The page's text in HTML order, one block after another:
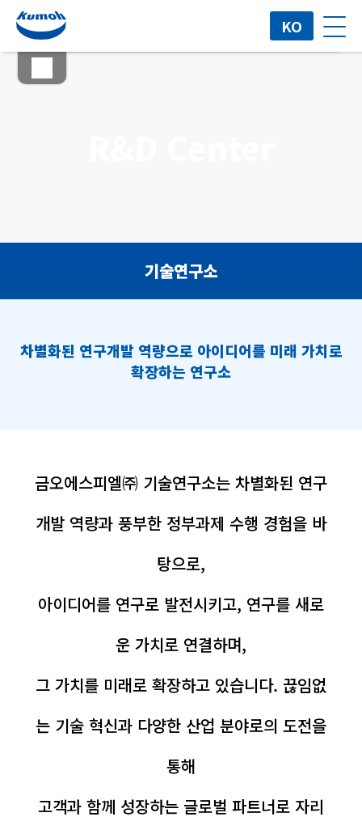
KO
기술연구소
차별화된 연구개발 역량으로 아이디어를 미래 가치로
확장하는 연구소
금오에스피엘㈜ 기술연구소는 차별화된 연구
개발 역량과 풍부한 정부과제 수행 경험을 바
탕으로,
아이디어를 연구로 발전시키고, 연구를 새로
운 가치로 연결하며,
그 가치를 미래로 확장하고 있습니다. 끊임없
는 기술 혁신과 다양한 산업 분야로의 도전을
통해
고객과 함께 성장하는 글로벌 파트너로 자리